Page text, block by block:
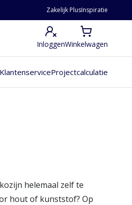
Zakelijk PlusInspiratie
InloggenWinkelwagen
KlantenserviceProjectcalculatie
helemaal zelf te
hout of kunststof? Op